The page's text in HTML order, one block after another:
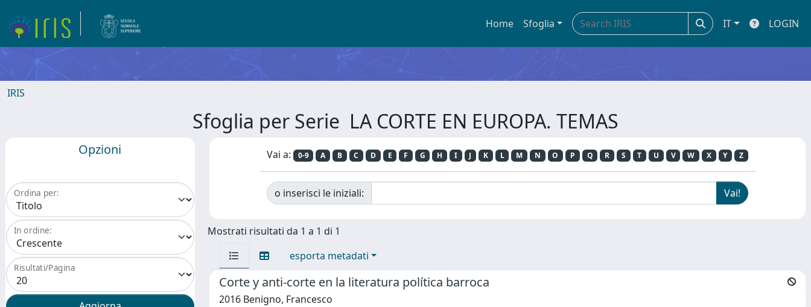
Home Sfoglia IT LOGIN
IRIS
Sfoglia per Serie LA CORTE EN EUROPA. TEMAS
Opzioni
Ordina per:
In ordine:
Risultati/Pagina
Vai a: 0-9 A B C D E F G H I J K L M N O P Q R S T U V W X Y Z
o inserisci le iniziali:
Mostrati risultati da 1 a 1 di 1
esporta metadati
Corte y anti-corte en la literatura política barroca
2016 Benigno, Francesco